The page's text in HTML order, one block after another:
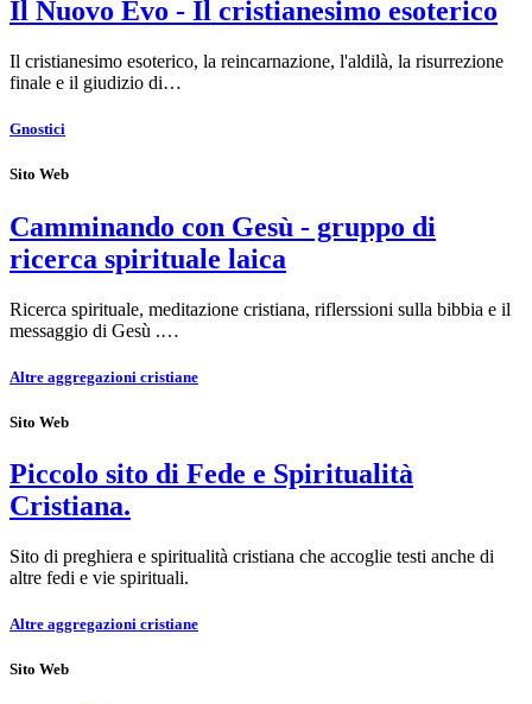
Il Nuovo Evo - Il cristianesimo esoterico
Il cristianesimo esoterico, la reincarnazione, l'aldilà, la risurrezione
finale e il giudizio di…
Gnostici
Sito Web
Camminando con Gesù - gruppo di
ricerca spirituale laica
Ricerca spirituale, meditazione cristiana, riflerssioni sulla bibbia e il
messaggio di Gesù .…
Altre aggregazioni cristiane
Sito Web
Piccolo sito di Fede e Spiritualità
Cristiana.
Sito di preghiera e spiritualità cristiana che accoglie testi anche di
altre fedi e vie spirituali.
Altre aggregazioni cristiane
Sito Web